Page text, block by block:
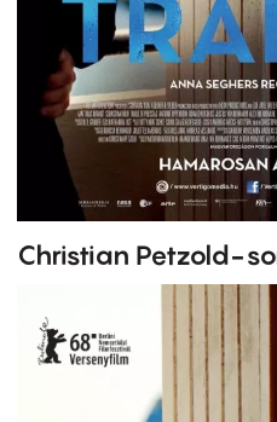
Christian Petzold-